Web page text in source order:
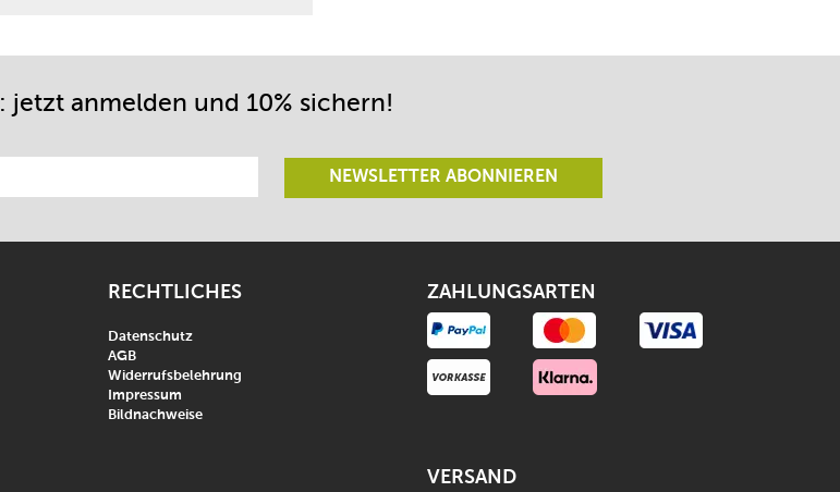
jetzt anmelden und 10% sichern!
NEWSLETTER ABONNIEREN
RECHTLICHES
Datenschutz
AGB
Widerrufsbelehrung
Impressum
Bildnachweise
ZAHLUNGSARTEN
VERSAND